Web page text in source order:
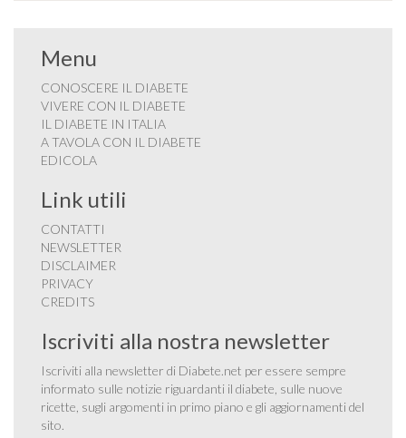
Menu
CONOSCERE IL DIABETE
VIVERE CON IL DIABETE
IL DIABETE IN ITALIA
A TAVOLA CON IL DIABETE
EDICOLA
Link utili
CONTATTI
NEWSLETTER
DISCLAIMER
PRIVACY
CREDITS
Iscriviti alla nostra newsletter
Iscriviti alla newsletter di Diabete.net per essere sempre
informato sulle notizie riguardanti il diabete, sulle nuove
ricette, sugli argomenti in primo piano e gli aggiornamenti del
sito.